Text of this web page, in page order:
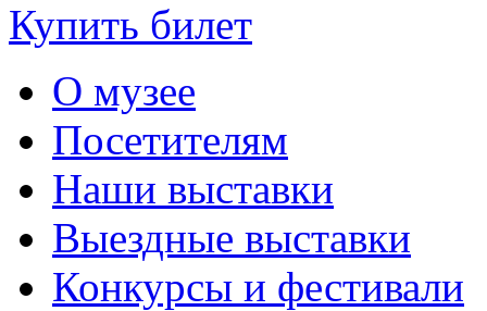
Купить билет
О музее
Посетителям
Наши выставки
Выездные выставки
Конкурсы и фестивали